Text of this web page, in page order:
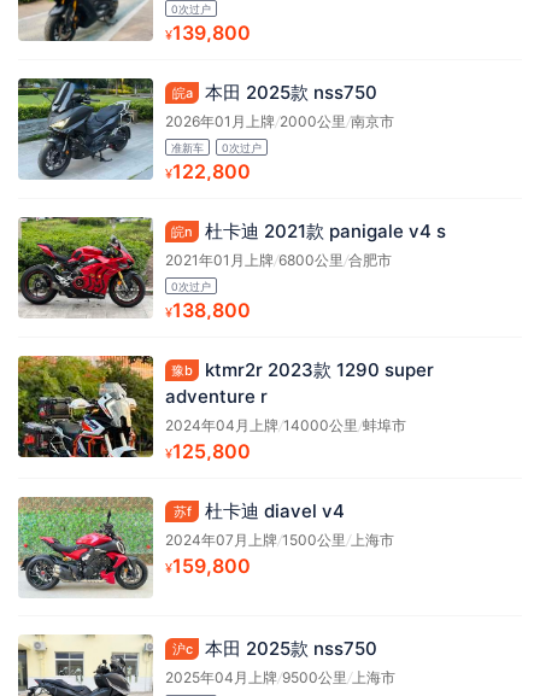
0次过户
¥139,800
皖a 本田 2025款 nss750
2026年01月上牌/2000公里/南京市
准新车 0次过户
¥122,800
皖n 杜卡迪 2021款 panigale v4 s
2021年01月上牌/6800公里/合肥市
0次过户
¥138,800
豫b
ktmr2r 2023款 1290 super
adventure r
2024年04月上牌/14000公里/蚌埠市
¥125,800
苏f 杜卡迪 diavel v4
2024年07月上牌/1500公里/上海市
¥159,800
沪c 本田 2025款 nss750
2025年04月上牌/9500公里/上海市